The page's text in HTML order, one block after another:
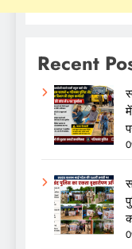
Recent